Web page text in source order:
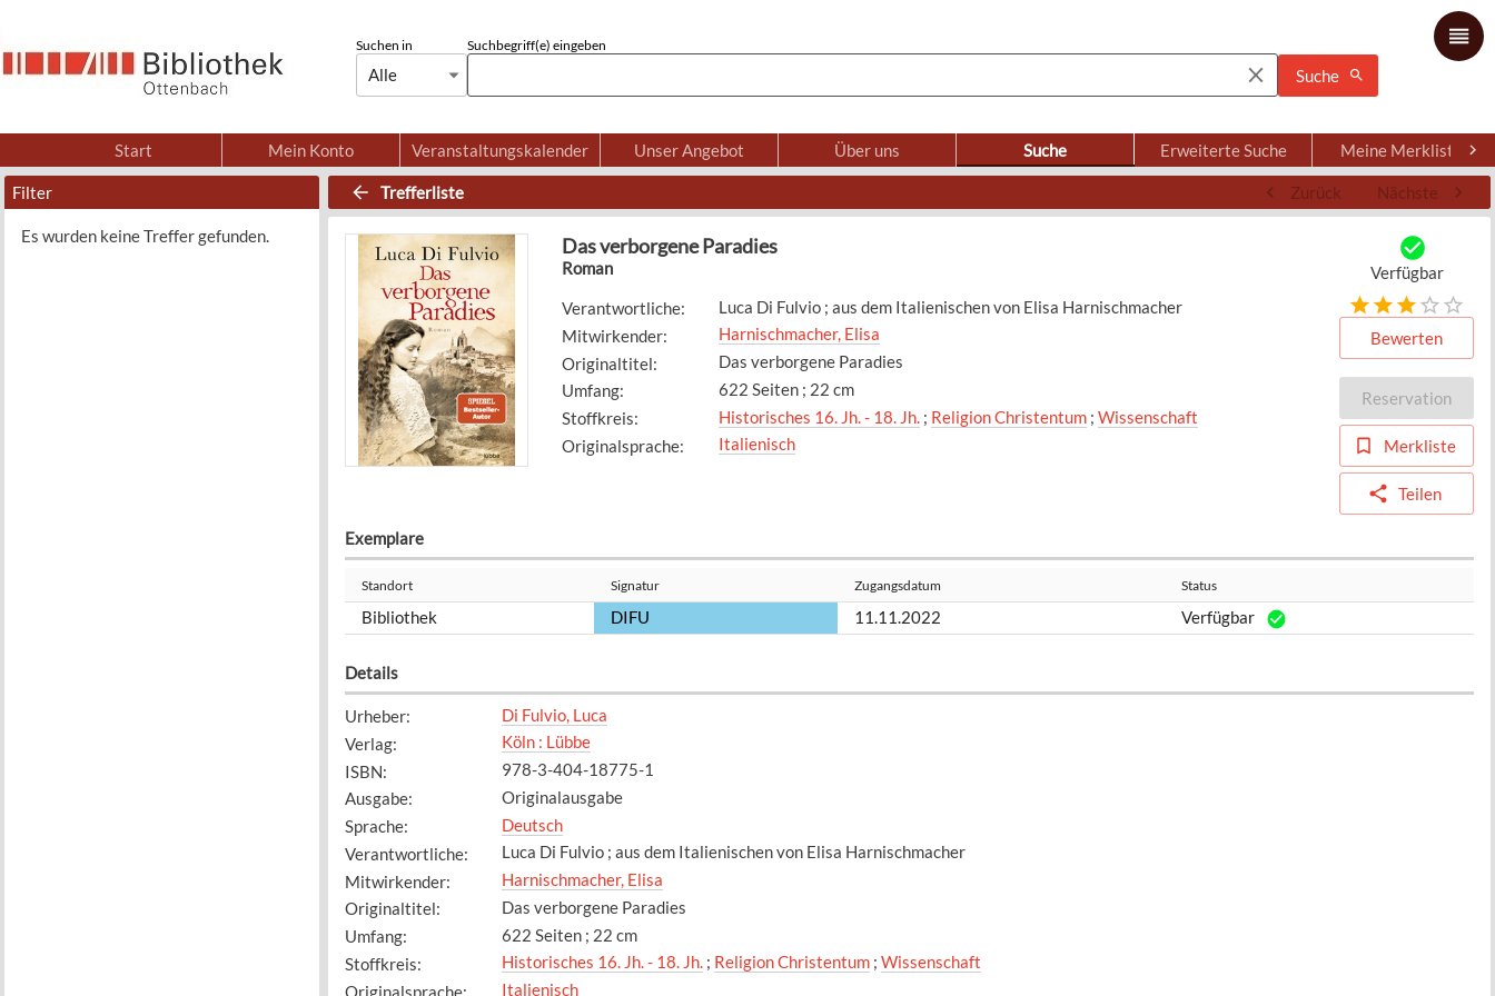
Suchen in
Alle
Suchbegriff(e) eingeben
Suche
Start Mein Konto Veranstaltungskalender Unser Angebot Über uns Suche Erweiterte Suche Meine Merkliste
Filter
Es wurden keine Treffer gefunden.
Trefferliste Zurück Nächste
Das verborgene Paradies
Roman
Verantwortliche:
Luca Di Fulvio ; aus dem Italienischen von Elisa Harnischmacher
Mitwirkender:
Harnischmacher, Elisa
Originaltitel:
Das verborgene Paradies
Umfang:
622 Seiten ; 22 cm
Stoffkreis: Historisches 16. Jh. - 18. Jh. ; Religion Christentum; Wissenschaft
Originalsprache: Italienisch
Verfügbar
Bewerten
Reservation
Merkliste
Teilen
Exemplare
Standort Signatur Zugangsdatum Status
Bibliothek DIFU 11.11.2022 Verfügbar
Details
Urheber:
Di Fulvio, Luca
Verlag:
Köln : Lübbe
ISBN:
978-3-404-18775-1
Ausgabe:
Originalausgabe
Sprache:
Deutsch
Verantwortliche:
Luca Di Fulvio ; aus dem Italienischen von Elisa Harnischmacher
Mitwirkender:
Harnischmacher, Elisa
Originaltitel:
Das verborgene Paradies
Umfang:
622 Seiten ; 22 cm
Stoffkreis: Historisches 16. Jh. - 18. Jh.; Religion Christentum; Wissenschaft
Originalsprache: Italienisch